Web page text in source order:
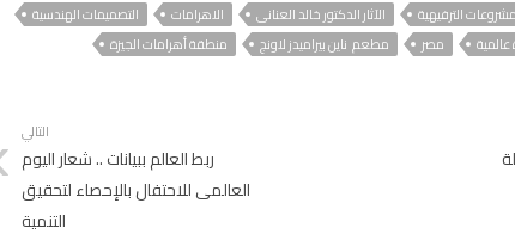
الترفيهية الآثار الدكتور خالد العنانى الاهرامات
التصميمات الهندسية
مصر مطعم ناين بيراميدز لاونج
منطقة أهرامات الجيزة
التالي
ربط العالم ببيانات .. شعار اليوم
العالمى للاحتفال بالإحصاء لتحقيق
التنمية